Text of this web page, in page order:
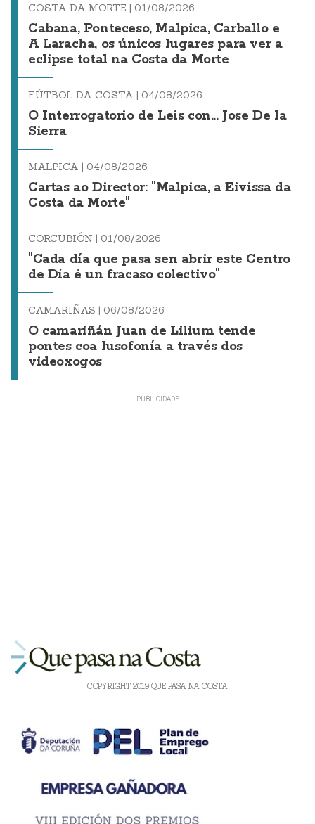
COSTA DA MORTE | 01/08/2026
Cabana, Ponteceso, Malpica, Carballo e
A Laracha, os únicos lugares para ver a
eclipse total na Costa da Morte
FÚTBOL DA COSTA | 04/08/2026
O Interrogatorio de Leis con... Jose De la
Sierra
MALPICA | 04/08/2026
Cartas ao Director: "Malpica, a Eivissa da
Costa da Morte"
CORCUBIÓN | 01/08/2026
"Cada día que pasa sen abrir este Centro
de Día é un fracaso colectivo"
CAMARIÑAS | 06/08/2026
O camariñán Juan de Lilium tende
pontes coa lusofonía a través dos
videoxogos
COPYRIGHT 2019 QUE PASA NA COSTA